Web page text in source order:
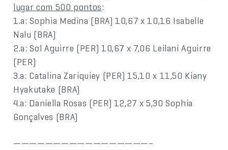
lugar com 500 pontos:
1.a: Sophia Medina (BRA) 10,67 x 10,16 Isabelle
Nalu (BRA)
2.a: Sol Aguirre (PER) 10,67 x 7,06 Leilani Aguirre
(PER)
3.a: Catalina Zariquiey (PER) 15,10 x 11,50 Kiany
Hyakutake (BRA)
4.a: Daniella Rosas (PER) 12,27 x 5,30 Sophia
Gonçalves (BRA)
—————————————————–